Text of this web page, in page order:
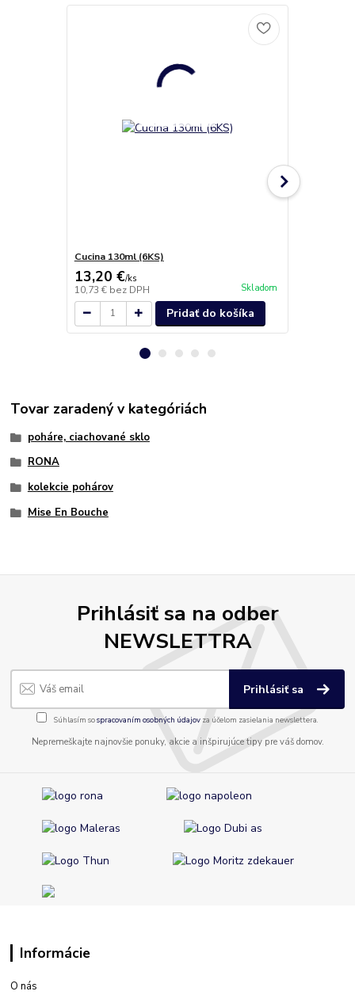
Cucina 130ml (6KS)
13,20 €/ks
10,73 € bez DPH Skladom
Pridať do košíka
Tovar zaradený v kategóriách
poháre, ciachované sklo
RONA
kolekcie pohárov
Mise En Bouche
Prihlásiť sa na odber
NEWSLETTRA
Prihlásiť sa
Súhlasím sospracovaním osobných údajov za účelom zasielania newslettera.
Nepremeškajte najnovšie ponuky, akcie a inšpirujúce tipy pre váš domov.
Informácie
O nás